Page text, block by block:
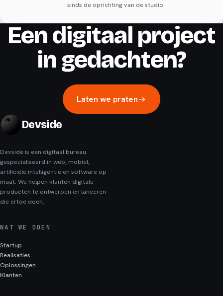
sinds de oprichting van de studio.
Een digitaal project
in gedachten?
Laten we praten
Devside
Devside is een digitaal bureau
gespecialiseerd in web, mobiel,
artificiële intelligentie en software op
maat. We helpen klanten digitale
producten te ontwerpen en lanceren
die ertoe doen.
WAT WE DOEN
Startup
Realisaties
Oplossingen
Klanten